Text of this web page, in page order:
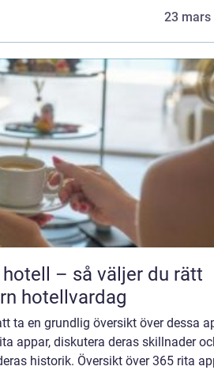
23 mars
du rätt
hotellvardag
ta en grundlig översikt över dessa
appar, diskutera deras skillnader
historik. Översikt över 365 rita